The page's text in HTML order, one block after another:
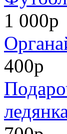
1 000р
400р